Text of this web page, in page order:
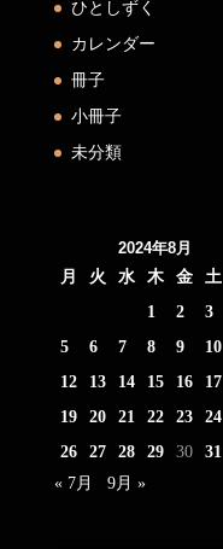
ひとしずく
カレンダー
冊子
小冊子
未分類
2024年8月
月
火 水 木 金 土
1
2 3
5
6 7 8 9 10
12
13 14 15 16 17
19
20 21 22 23 24
26
27 28 29 30
31
« 7月
9月 »